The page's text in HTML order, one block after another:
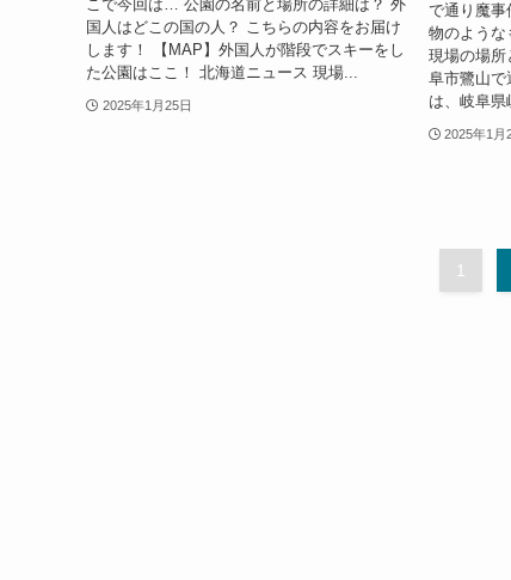
こで今回は… 公園の名前と場所の詳細は？ 外
国人はどこの国の人？ こちらの内容をお届け
します！ 【MAP】外国人が階段でスキーをし
た公園はここ！ 北海道ニュース 現場...
2025年1月25日
で通り魔事
物のような
現場の場所
阜市鷺山で
は、岐阜県
2025年1月
1